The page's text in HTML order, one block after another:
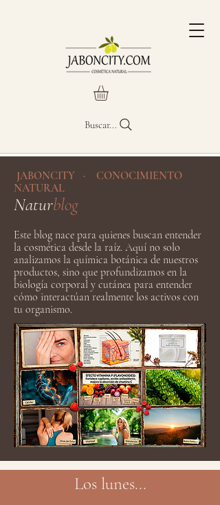
Buscar...
JABONCITY · CONOCIMIENTO
NATURAL
Naturblog
Este blog nace para quienes buscan entender
la cosmética desde la raíz. Aquí no solo
analizamos la química botánica de nuestros
productos, sino que profundizamos en la
biología corporal y cutánea para entender
cómo interactúan realmente los activos con
tu organismo.
Los lunes...